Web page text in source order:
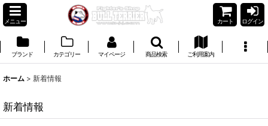
メニュー カート ログイン
ブランド カテゴリー マイページ 商品検索 ご利用案内
ホーム > 新着情報
新着情報